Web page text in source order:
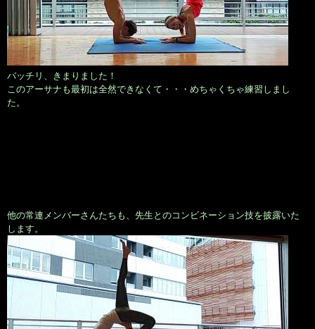
バッチリ、きまりました！
このアーサナも最初は全然できなくて・・・めちゃくちゃ練習しまし
た。
他の常連メンバーさんたちも、先生とのコンビネーション技を披露いた
します。